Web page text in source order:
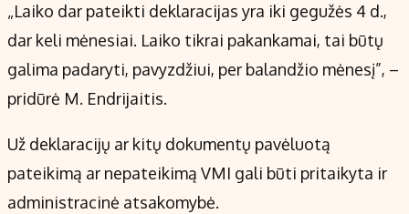
„Laiko dar pateikti deklaracijas yra iki gegužės 4 d.,
dar keli mėnesiai. Laiko tikrai pakankamai, tai būtų
galima padaryti, pavyzdžiui, per balandžio mėnesį”, –
pridūrė M. Endrijaitis.
Už deklaracijų ar kitų dokumentų pavėluotą
pateikimą ar nepateikimą VMI gali būti pritaikyta ir
administracinė atsakomybė.